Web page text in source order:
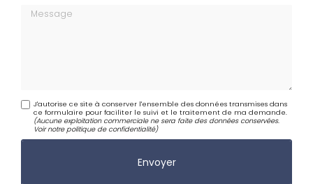
Message
J'autorise ce site à conserver l'ensemble des données transmises dans
ce formulaire pour faciliter le suivi et le traitement de ma demande.
(Aucune exploitation commerciale ne sera faite des données conservées.
Voir notrepolitique de confidentialité)